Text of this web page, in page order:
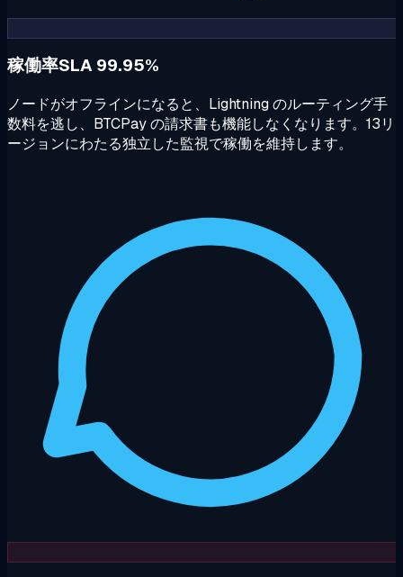
稼働率SLA 99.95%
ノードがオフラインになると、Lightning のルーティング手
数料を逃し、BTCPay の請求書も機能しなくなります。13リ
ージョンにわたる独立した監視で稼働を維持します。